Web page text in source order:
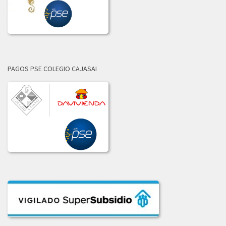
LICITACION_DE_OFERTAS_002-2021.PDF
COMUNICADO_ADJUDICACION_LIC_No_002-2020.pdf
COMUNICADO_ADJ_LIC-003_2020.PDF
INFORME_LICITACION_OFERTAS_004-2020.pdf
INFORME_LIC_OFERTAS_001-2020.pdf
LICITACION_004-2020.pdf
PAGOS PSE COLEGIO CAJASAI